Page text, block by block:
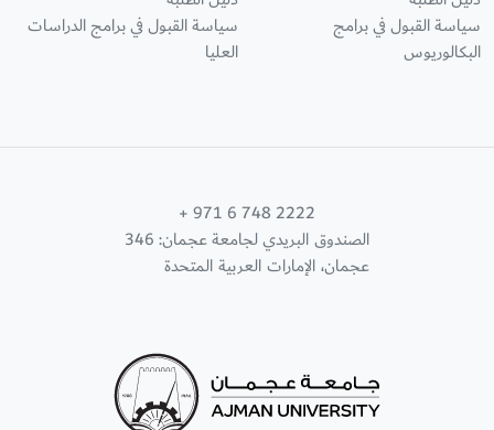
سياسة القبول في برامج
البكالوريوس
سياسة القبول في برامج الدراسات
العليا
+ 971 6 748 2222
الصندوق البريدي لجامعة عجمان: 346
عجمان، الإمارات العربية المتحدة